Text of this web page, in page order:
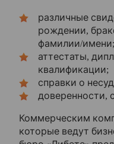
различные
рождении,
фамилии/имени;
аттестаты,
квалификации;
справки о
доверенности,
Коммерческим
которые ведут